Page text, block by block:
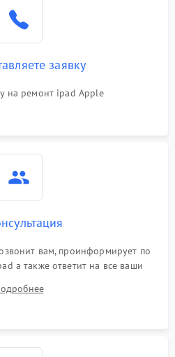
заявку
на ремонт ipad Apple
вам, проинформирует по
а также ответит на все ваши